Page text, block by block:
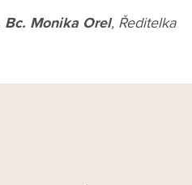
Bc. Monika Orel, Ředitelka